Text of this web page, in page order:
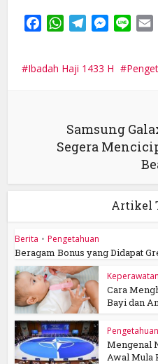
FacebookWhatsApp
Telegram Line
Ibadah Haji 1433 H
Samsung
Segera
Artikel
Berita • Pengetahuan
Beragam Bonus yang Didapat
Keperawatan
Cara
Bayi dan
Pengetahuan
Mengenal
Awal Mula